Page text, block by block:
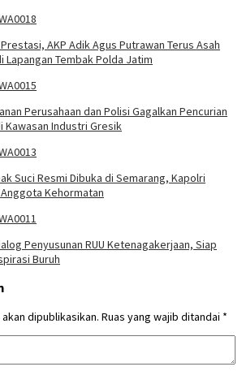
AKP Adik Agus Putrawan Terus Asah
Lapangan Tembak Polda Jatim
Perusahaan dan Polisi Gagalkan Pencurian
Kawasan Industri Gresik
Suci Resmi Dibuka di Semarang, Kapolri
Kehormatan
Penyusunan RUU Ketenagakerjaan, Siap
Buruh
dipublikasikan. Ruas yang wajib ditandai *